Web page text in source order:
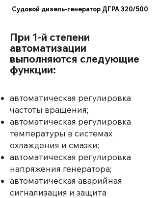
Судовой дизель-генератор ДГРА 320/500
При 1-й степени
автоматизации
выполняются следующие
функции:
автоматическая регулировка
частоты вращения;
автоматическая регулировка
температуры в системах
охлаждения и смазки;
автоматическая регулировка
напряжения генератора;
автоматическая аварийная
сигнализация и защита